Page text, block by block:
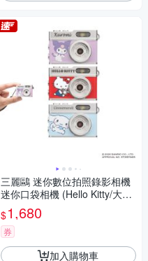
三麗鷗 迷你數位拍照錄影相機
迷你口袋相機 (Hello Kitty/大耳
狗/酷洛米)
$1,680
券
加入購物車